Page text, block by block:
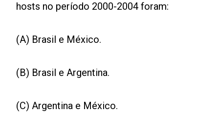
hosts no período 2000-2004 foram:
(A) Brasil e México.
(B) Brasil e Argentina.
(C) Argentina e México.